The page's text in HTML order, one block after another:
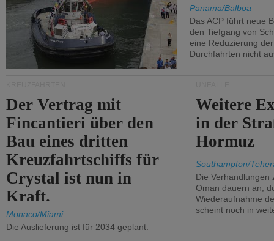
Panama/Balboa
Das ACP führt neue
den Tiefgang von
eine Reduzierung
Durchfahrten nicht
Der Vertrag mit
Fincantieri über den
Bau eines dritten
Kreuzfahrtschiffs für
Crystal ist nun in
Kraft.
Monaco/Miami
Die Auslieferung ist für 2034 geplant.
Weitere
in der
Hormuz
Southampton/
Die Verhandlungen
Oman dauern an,
Wiederaufnahme
scheint noch in